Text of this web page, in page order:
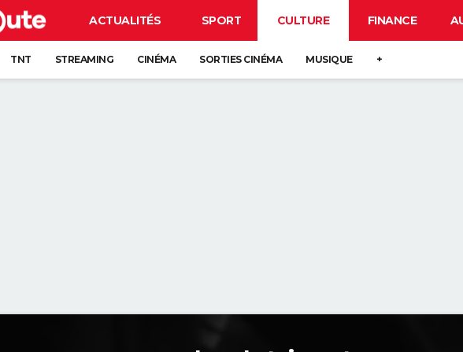
ACTUALITÉS SPORT CULTURE FINANCE
TNT STREAMING CINÉMA SORTIES CINÉMA MUSIQUE +